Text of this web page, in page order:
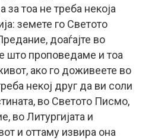
за тоа не треба некоја
земете го Светото
доаѓајте во
што проповедаме и тоа
ако го доживеете во
некој друг да ви соли
во Светото Писмо,
во Литургијата и
и оттаму извира она